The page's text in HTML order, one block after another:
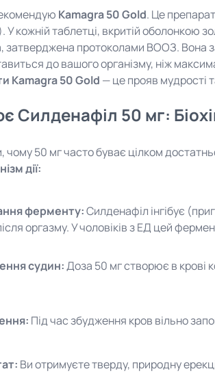
Kamagra 50 Gold. Це
У кожній таблетці, вкритій оболонкою
затверджена протоколами ВООЗ. Вона
до вашого організму, ніж
Kamagra 50 Gold — це прояв мудрості
Силденафіл 50 мг:
чому 50 мг часто буває цілком
дії:
ферменту:Силденафіл інгібує
оргазму. У чоловіків з ЕД цей
судин:Доза 50 мг створює в крові
Під час збудження кров вільно
Ви отримуєте тверду, природну